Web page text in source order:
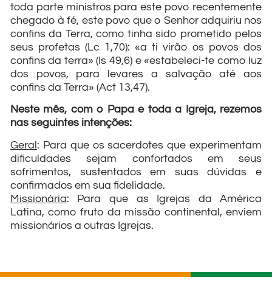
toda parte ministros para este povo recentemente
chegado à fé, este povo que o Senhor adquiriu nos
confins da Terra, como tinha sido prometido pelos
seus profetas (Lc 1,70): «a ti virão os povos dos
confins da terra» (Is 49,6) e «estabeleci-te como luz
dos povos, para levares a salvação até aos
confins da Terra» (Act 13,47).
Neste mês, com o Papa e toda a Igreja, rezemos
nas seguintes intenções:
Geral: Para que os sacerdotes que experimentam
dificuldades sejam confortados em seus
sofrimentos, sustentados em suas dúvidas e
confirmados em sua fidelidade.
Missionária: Para que as Igrejas da América
Latina, como fruto da missão continental, enviem
missionários a outras Igrejas.